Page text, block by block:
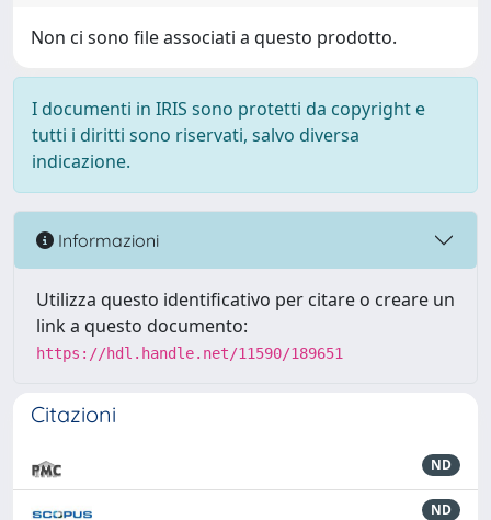
Non ci sono file associati a questo prodotto.
I documenti in IRIS sono protetti da copyright e
tutti i diritti sono riservati, salvo diversa
indicazione.
Informazioni
Utilizza questo identificativo per citare o creare un
link a questo documento:
https://hdl.handle.net/11590/189651
Citazioni
ND
ND